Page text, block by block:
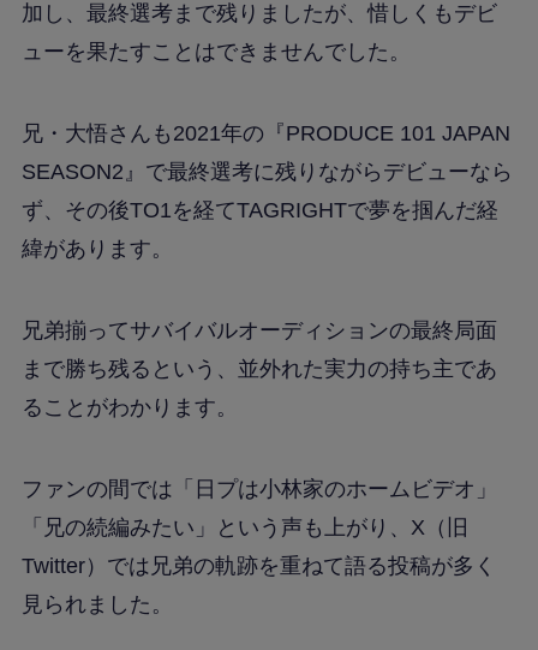
加し、最終選考まで残りましたが、惜しくもデビ
ューを果たすことはできませんでした。
兄・大悟さんも2021年の『PRODUCE 101 JAPAN
SEASON2』で最終選考に残りながらデビューなら
ず、その後TO1を経てTAGRIGHTで夢を掴んだ経
緯があります。
兄弟揃ってサバイバルオーディションの最終局面
まで勝ち残るという、並外れた実力の持ち主であ
ることがわかります。
ファンの間では「日プは小林家のホームビデオ」
「兄の続編みたい」という声も上がり、X（旧
Twitter）では兄弟の軌跡を重ねて語る投稿が多く
見られました。